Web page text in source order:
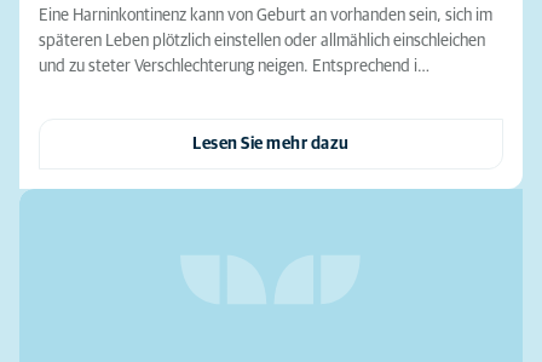
Eine Harninkontinenz kann von Geburt an vorhanden sein, sich im
späteren Leben plötzlich einstellen oder allmählich einschleichen
und zu steter Verschlechterung neigen. Entsprechend i…
Lesen Sie mehr dazu